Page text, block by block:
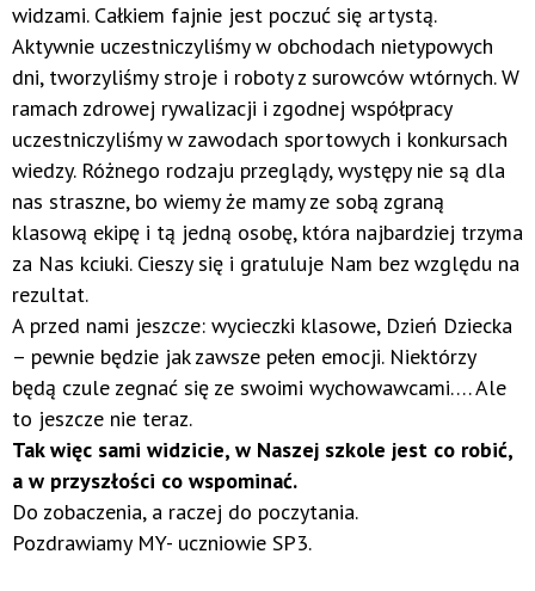
widzami. Całkiem fajnie jest poczuć się artystą.
Aktywnie uczestniczyliśmy w obchodach nietypowych
dni, tworzyliśmy stroje i roboty z surowców wtórnych. W
ramach zdrowej rywalizacji i zgodnej współpracy
uczestniczyliśmy w zawodach sportowych i konkursach
wiedzy. Różnego rodzaju przeglądy, występy nie są dla
nas straszne, bo wiemy że mamy ze sobą zgraną
klasową ekipę i tą jedną osobę, która najbardziej trzyma
za Nas kciuki. Cieszy się i gratuluje Nam bez względu na
rezultat.
A przed nami jeszcze: wycieczki klasowe, Dzień Dziecka
– pewnie będzie jak zawsze pełen emocji. Niektórzy
będą czule zegnać się ze swoimi wychowawcami…. Ale
to jeszcze nie teraz.
Tak więc sami widzicie, w Naszej szkole jest co robić,
a w przyszłości co wspominać.
Do zobaczenia, a raczej do poczytania.
Pozdrawiamy MY- uczniowie SP3.